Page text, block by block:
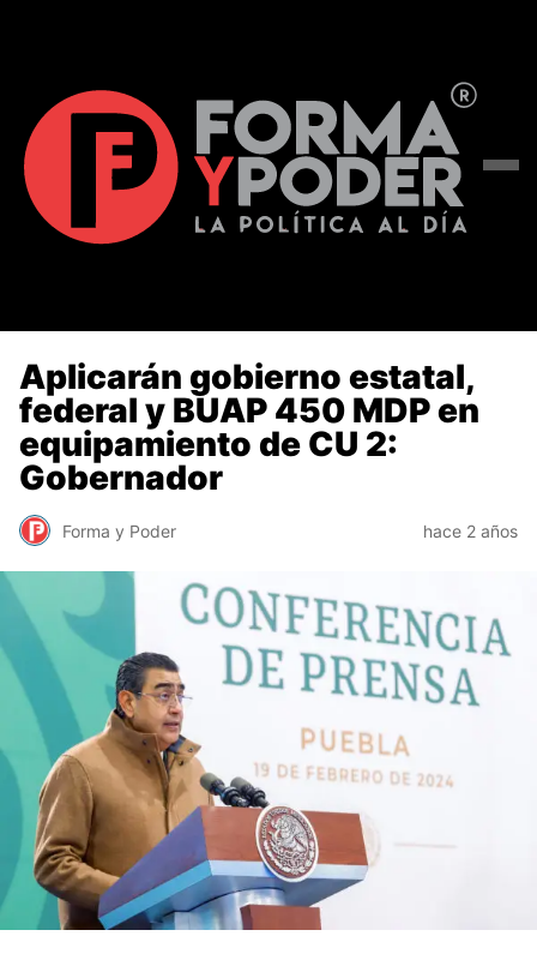
Aplicarán gobierno estatal,
federal y BUAP 450 MDP en
equipamiento de CU 2:
Gobernador
Forma y Poder hace 2 años